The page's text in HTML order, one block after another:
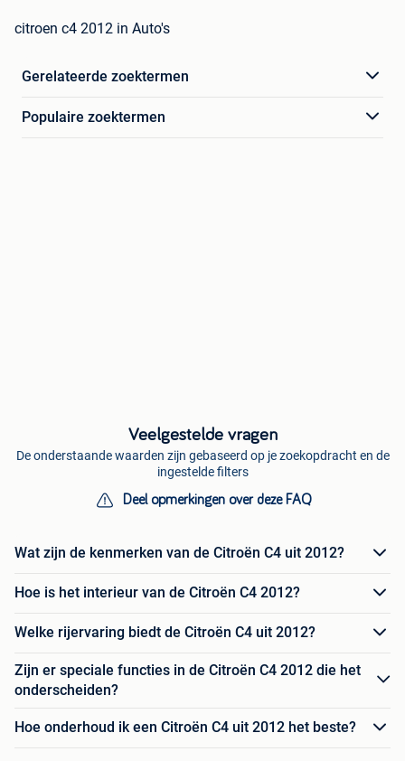
citroen c4 2012 in Auto's
Gerelateerde zoektermen
Populaire zoektermen
Veelgestelde vragen
De onderstaande waarden zijn gebaseerd op je zoekopdracht en de
ingestelde filters
Deel opmerkingen over deze FAQ
Wat zijn de kenmerken van de Citroën C4 uit 2012?
Hoe is het interieur van de Citroën C4 2012?
Welke rijervaring biedt de Citroën C4 uit 2012?
Zijn er speciale functies in de Citroën C4 2012 die het
onderscheiden?
Hoe onderhoud ik een Citroën C4 uit 2012 het beste?